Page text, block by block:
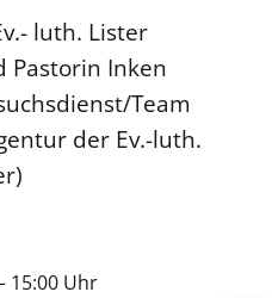
luth. Lister
Pastorin Inken
Team
der Ev.-luth.
15:00 Uhr